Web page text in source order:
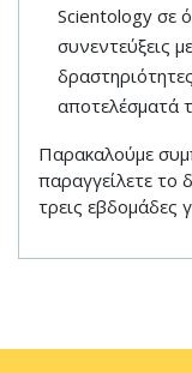
Scientology σε
συνεντεύξεις
αποτελέσματά
Παρακαλούμε
παραγγείλετε
τρεις εβδομάδες